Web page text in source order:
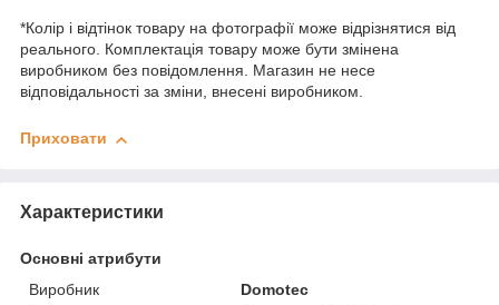
*Колір і відтінок товару на фотографії може відрізнятися від
реального. Комплектація товару може бути змінена
виробником без повідомлення. Магазин не несе
відповідальності за зміни, внесені виробником.
Приховати
Характеристики
Основні атрибути
Виробник
Domotec